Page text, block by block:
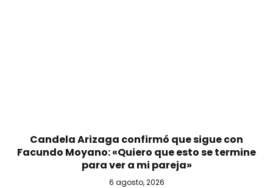
Candela Arizaga confirmó que sigue con
Facundo Moyano: «Quiero que esto se termine
para ver a mi pareja»
6 agosto, 2026